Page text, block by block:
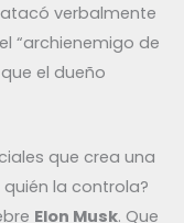
atacó verbalmente
“archienemigo de
el dueño
que crea una
la controla?
Elon Musk. Que